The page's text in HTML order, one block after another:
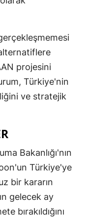
projesini
Türkiye'nin
ve stratejik
Bakanlığı'nın
Türkiye'ye
bir kararın
gelecek ay
bırakıldığını